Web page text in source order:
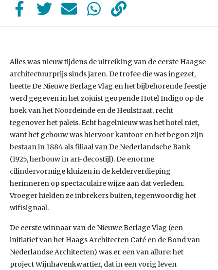
Alles was nieuw tijdens de uitreiking van de eerste Haagse
architectuurprijs sinds jaren. De trofee die was ingezet,
heette De Nieuwe Berlage Vlag en het bijbehorende feestje
werd gegeven in het zojuist geopende Hotel Indigo op de
hoek van het Noordeinde en de Heulstraat, recht
tegenover het paleis. Echt hagelnieuw was het hotel niet,
want het gebouw was hiervoor kantoor en het begon zijn
bestaan in 1884 als filiaal van De Nederlandsche Bank
(1925, herbouw in art-decostijl). De enorme
cilindervormige kluizen in de kelderverdieping
herinneren op spectaculaire wijze aan dat verleden.
Vroeger hielden ze inbrekers buiten, tegenwoordig het
wifisignaal.
De eerste winnaar van de Nieuwe Berlage Vlag (een
initiatief van het Haags Architecten Café en de Bond van
Nederlandse Architecten) was er een van allure: het
project Wijnhavenkwartier, dat in een vorig leven